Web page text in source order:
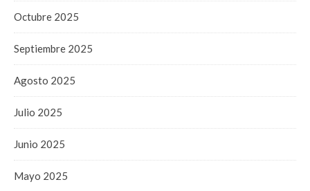
Octubre 2025
Septiembre 2025
Agosto 2025
Julio 2025
Junio 2025
Mayo 2025